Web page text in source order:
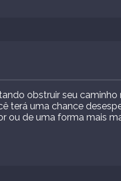
obstruir seu caminho
terá uma chance
ou de uma forma mais